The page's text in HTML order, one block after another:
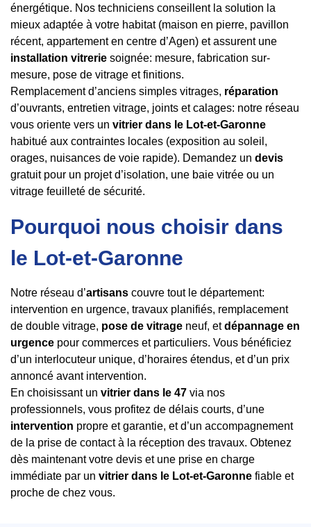
énergétique. Nos techniciens conseillent la solution la
mieux adaptée à votre habitat (maison en pierre, pavillon
récent, appartement en centre d’Agen) et assurent une
installation vitrerie soignée: mesure, fabrication sur-
mesure, pose de vitrage et finitions.
Remplacement d’anciens simples vitrages, réparation
d’ouvrants, entretien vitrage, joints et calages: notre réseau
vous oriente vers un vitrier dans le Lot-et-Garonne
habitué aux contraintes locales (exposition au soleil,
orages, nuisances de voie rapide). Demandez un devis
gratuit pour un projet d’isolation, une baie vitrée ou un
vitrage feuilleté de sécurité.
Pourquoi nous choisir dans
le Lot-et-Garonne
Notre réseau d’artisans couvre tout le département:
intervention en urgence, travaux planifiés, remplacement
de double vitrage, pose de vitrage neuf, etdépannage en
urgence pour commerces et particuliers. Vous bénéficiez
d’un interlocuteur unique, d’horaires étendus, et d’un prix
annoncé avant intervention.
En choisissant un vitrier dans le 47 via nos
professionnels, vous profitez de délais courts, d’une
intervention propre et garantie, et d’un accompagnement
de la prise de contact à la réception des travaux. Obtenez
dès maintenant votre devis et une prise en charge
immédiate par un vitrier dans le Lot-et-Garonne fiable et
proche de chez vous.